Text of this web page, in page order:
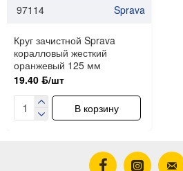
97114 Sprava
Круг зачистной Sprava
коралловый жесткий
оранжевый 125 мм
19.40 ƃ/шт
В корзину